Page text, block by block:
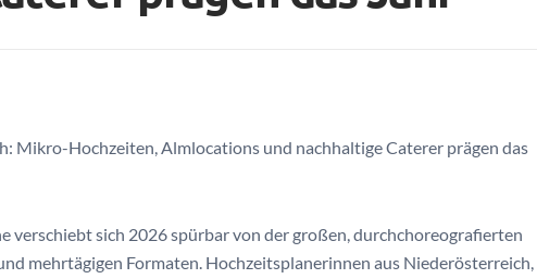
Mikro-Hochzeiten, Almlocations und nachhaltige Caterer prägen das
verschiebt sich 2026 spürbar von der großen, durchchoreografierten
mehrtägigen Formaten. Hochzeitsplanerinnen aus Niederösterreich,